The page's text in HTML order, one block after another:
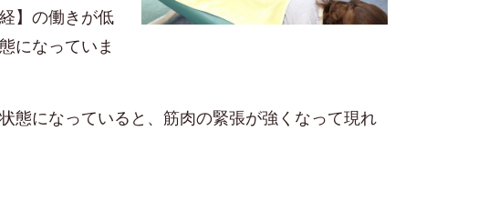
】の働きが低
になっていま
態になっていると、筋肉の緊張が強くなって現れ